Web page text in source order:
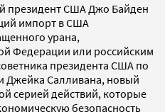
президент США Джо Байден
импорт в США
урана,
Федерации или российским
президента США по
Джейка Салливана, новый
серией действий, которые
безопасность